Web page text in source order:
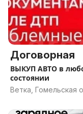
Договорная
ВЫКУП АВТО в
состоянии
Ветка, Гомельская